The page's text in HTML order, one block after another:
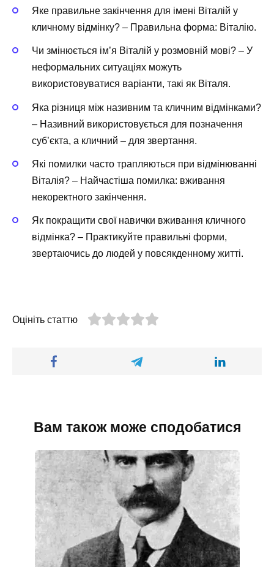
Яке правильне закінчення для імені Віталій у
кличному відмінку? – Правильна форма: Віталію.
Чи змінюється ім’я Віталій у розмовній мові? – У
неформальних ситуаціях можуть
використовуватися варіанти, такі як Віталя.
Яка різниця між називним та кличним відмінками?
– Називний використовується для позначення
суб’єкта, а кличний – для звертання.
Які помилки часто трапляються при відмінюванні
Віталія? – Найчастіша помилка: вживання
некоректного закінчення.
Як покращити свої навички вживання кличного
відмінка? – Практикуйте правильні форми,
звертаючись до людей у повсякденному житті.
Оцініть статтю
Вам також може сподобатися